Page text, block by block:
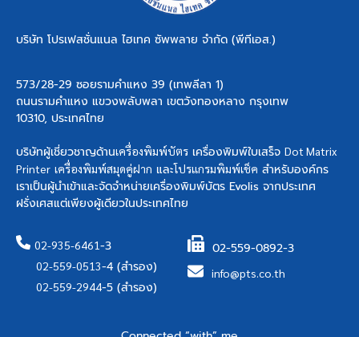
บริษัท โปรเฟสชั่นแนล ไฮเทค ซัพพลาย จำกัด (พีทีเอส.)
573/28-29 ซอยรามคำแหง 39 (เทพลีลา 1)
ถนนรามคำแหง แขวงพลับพลา เขตวังทองหลาง กรุงเทพ
10310, ประเทศไทย
บริษัทผู้เชี่ยวชาญด้านเครื่องพิมพ์บัตร เครื่องพิมพ์ใบเสร็จ Dot Matrix
Printer เครื่องพิมพ์สมุดคู่ฝาก และโปรแกรมพิมพ์เช็ค สำหรับองค์กร
เราเป็นผู้นำเข้าและจัดจำหน่ายเครื่องพิมพ์บัตร Evolis จากประเทศ
ฝรั่งเศสแต่เพียงผู้เดียวในประเทศไทย
02-935-6461-3
02-559-0513-4 (สำรอง)
02-559-2944-5 (สำรอง)
02-559-0892-3
info@pts.co.th